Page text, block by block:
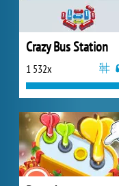
Crazy Bus Station
1 532x